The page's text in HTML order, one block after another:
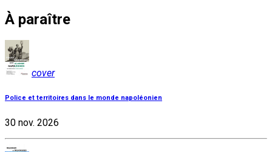
À paraître
cover
Police et territoires dans le monde napoléonien
30 nov. 2026